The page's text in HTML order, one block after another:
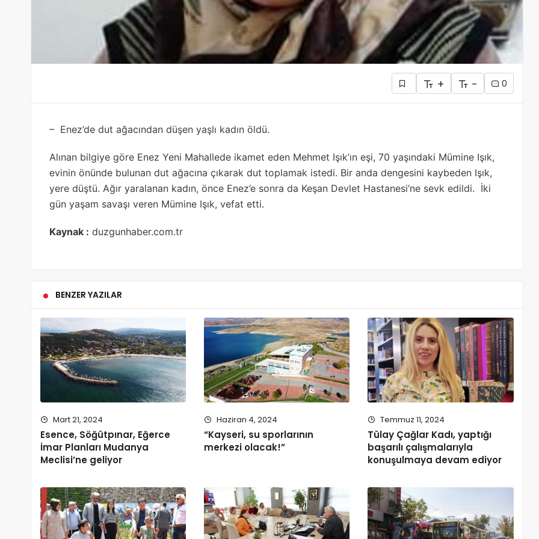
+ - 0
– Enez’de dut ağacından düşen yaşlı kadın öldü.
Alınan bilgiye göre Enez Yeni Mahallede ikamet eden Mehmet Işık’ın eşi, 70 yaşındaki Mümine Işık,
evinin önünde bulunan dut ağacına çıkarak dut toplamak istedi. Bir anda dengesini kaybeden Işık,
yere düştü. Ağır yaralanan kadın, önce Enez’e sonra da Keşan Devlet Hastanesi’ne sevk edildi. İki
gün yaşam savaşı veren Mümine Işık, vefat etti.
Kaynak : duzgunhaber.com.tr
BENZER YAZILAR
Mart 21, 2024
Esence, Söğütpınar, Eğerce
İmar Planları Mudanya
Meclisi’ne geliyor
Haziran 4, 2024
“Kayseri, su sporlarının
merkezi olacak!”
Temmuz 11, 2024
Tülay Çağlar Kadı, yaptığı
başarılı çalışmalarıyla
konuşulmaya devam ediyor